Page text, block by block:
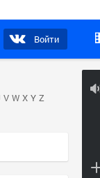
Войти
V W X Y Z